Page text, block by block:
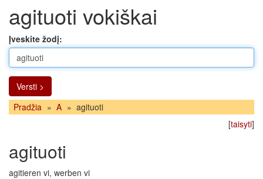
agituoti vokiškai
Įveskite žodį:
Versti >
Pradžia » A » agituoti
[taisyti]
agituoti
agitieren vi, werben vi